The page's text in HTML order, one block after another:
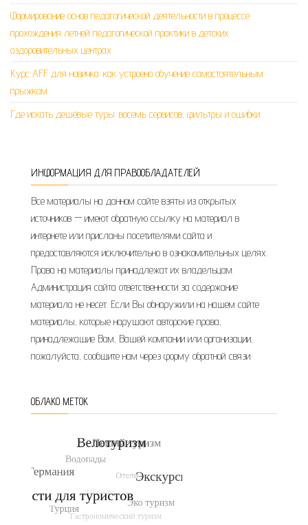
Формирование основ педагогической деятельности в процессе
прохождения летней педагогической практики в детских
оздоровительных центрах
Курс AFF для новичка: как устроено обучение самостоятельным
прыжкам
Где искать дешёвые туры: восемь сервисов, фильтры и ошибки
ИНФОРМАЦИЯ ДЛЯ ПРАВООБЛАДАТЕЛЕЙ
Все материалы на данном сайте взяты из открытых
источников — имеют обратную ссылку на материал в
интернете или присланы посетителями сайта и
предоставляются исключительно в ознакомительных целях.
Права на материалы принадлежат их владельцам.
Администрация сайта ответственности за содержание
материала не несет. Если Вы обнаружили на нашем сайте
материалы, которые нарушают авторские права,
принадлежащие Вам, Вашей компании или организации,
пожалуйста, сообщите нам через форму обратной связи.
ОБЛАКО МЕТОК